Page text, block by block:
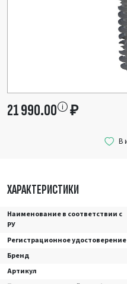
ХАРАКТЕРИСТИКИ
Наименование в соответствии с
РУ
Регистрационное удостоверение
Бренд
Артикул
21 990.00 ₽